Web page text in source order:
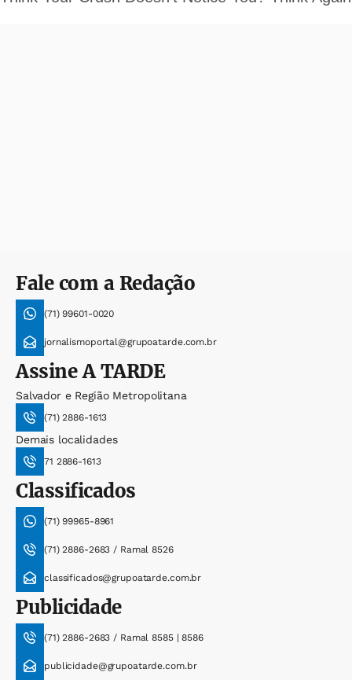
Fale com a Redação
(71) 99601-0020
jornalismoportal@grupoatarde.com.br
AssineA TARDE
Salvador e Região Metropolitana
(71) 2886-1613
Demais localidades
71 2886-1613
Classificados
(71) 99965-8961
(71) 2886-2683 / Ramal 8526
classificados@grupoatarde.com.br
Publicidade
(71) 2886-2683 / Ramal 8585 | 8586
publicidade@grupoatarde.com.br